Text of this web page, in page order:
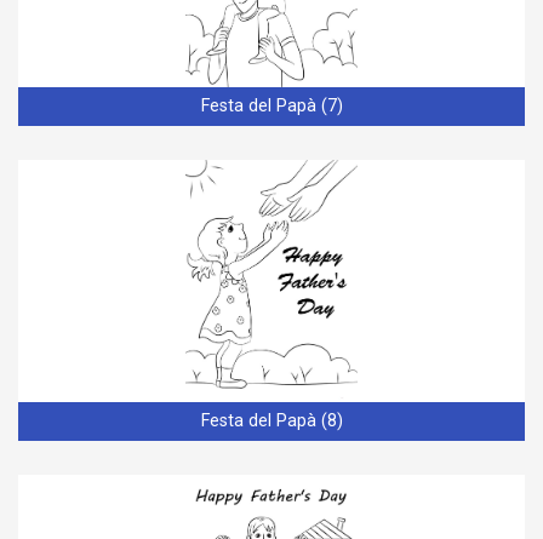
Festa del Papà (7)
Festa del Papà (8)